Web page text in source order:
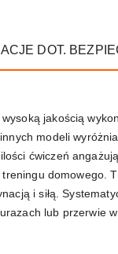
DOT.
jakością
modeli
ćwiczeń
domowego.
i siłą.
lub przerwie